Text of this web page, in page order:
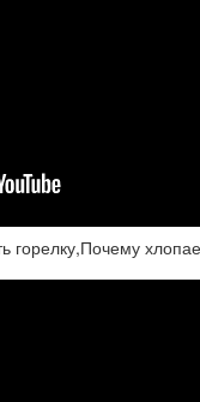
горелку,Почему